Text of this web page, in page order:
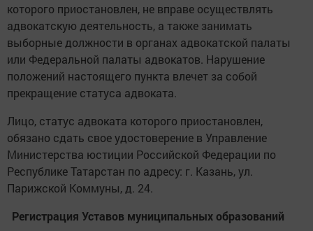
которого приостановлен, не вправе осуществлять
адвокатскую деятельность, а также занимать
выборные должности в органах адвокатской палаты
или Федеральной палаты адвокатов. Нарушение
положений настоящего пункта влечет за собой
прекращение статуса адвоката.
Лицо, статус адвоката которого приостановлен,
обязано сдать свое удостоверение в Управление
Министерства юстиции Российской Федерации по
Республике Татарстан по адресу: г. Казань, ул.
Парижской Коммуны, д. 24.
Регистрация Уставов муниципальных образований